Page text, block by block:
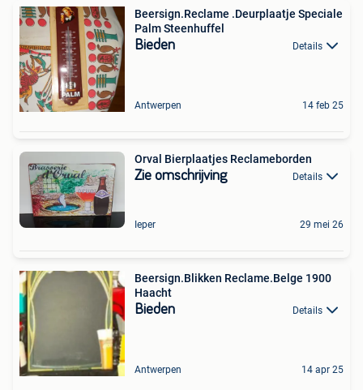
Beersign.Reclame .Deurplaatje Speciale
Palm Steenhuffel
Bieden Details
Antwerpen 14 feb 25
Orval Bierplaatjes Reclameborden
Zie omschrijving Details
Ieper 29 mei 26
Beersign.Blikken Reclame.Belge 1900
Haacht
Bieden Details
Antwerpen 14 apr 25